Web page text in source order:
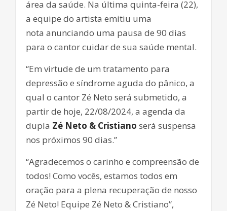
área da saúde. Na última quinta-feira (22),
a equipe do artista emitiu uma
nota anunciando uma pausa de 90 dias
para o cantor cuidar de sua saúde mental.
“Em virtude de um tratamento para
depressão e síndrome aguda do pânico, a
qual o cantor Zé Neto será submetido, a
partir de hoje, 22/08/2024, a agenda da
dupla Zé Neto & Cristiano será suspensa
nos próximos 90 dias.”
“Agradecemos o carinho e compreensão de
todos! Como vocês, estamos todos em
oração para a plena recuperação de nosso
Zé Neto! Equipe Zé Neto & Cristiano”,